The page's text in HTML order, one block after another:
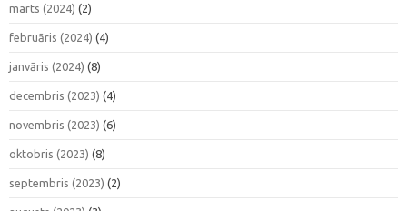
marts (2024) (2)
februāris (2024) (4)
janvāris (2024) (8)
decembris (2023) (4)
novembris (2023) (6)
oktobris (2023) (8)
septembris (2023) (2)